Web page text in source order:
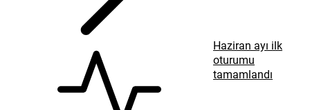
Haziran ayı ilk
oturumu
tamamlandı